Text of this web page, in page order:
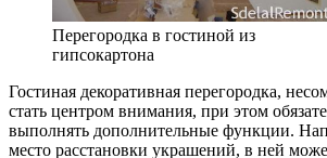
Перегородка в гостиной из
гипсокартона
Гостиная декоративная перегородка,
стать центром внимания, при этом
выполнять дополнительные функции.
место расстановки украшений, в ней